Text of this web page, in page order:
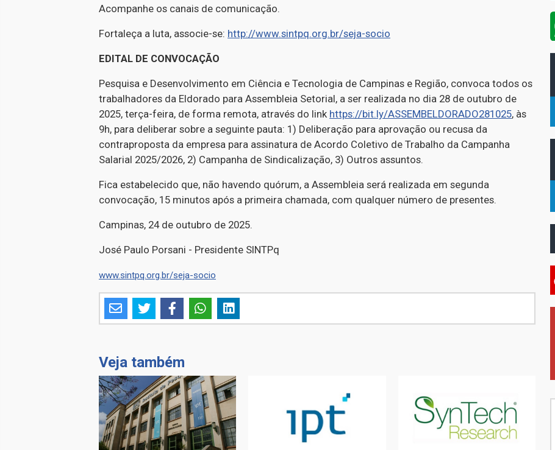
Acompanhe os canais de comunicação.
Fortaleça a luta, associe-se: http://www.sintpq.org.br/seja-socio
EDITAL DE CONVOCAÇÃO
Pesquisa e Desenvolvimento em Ciência e Tecnologia de Campinas e Região, convoca todos os
trabalhadores da Eldorado para Assembleia Setorial, a ser realizada no dia 28 de outubro de
2025, terça-feira, de forma remota, através do link https://bit.ly/ASSEMBELDORADO281025, às
9h, para deliberar sobre a seguinte pauta: 1) Deliberação para aprovação ou recusa da
contraproposta da empresa para assinatura de Acordo Coletivo de Trabalho da Campanha
Salarial 2025/2026, 2) Campanha de Sindicalização, 3) Outros assuntos.
Fica estabelecido que, não havendo quórum, a Assembleia será realizada em segunda
convocação, 15 minutos após a primeira chamada, com qualquer número de presentes.
Campinas, 24 de outubro de 2025.
José Paulo Porsani - Presidente SINTPq
www.sintpq.org.br/seja-socio
Veja também